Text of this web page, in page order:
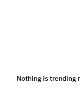
Nothing is trending